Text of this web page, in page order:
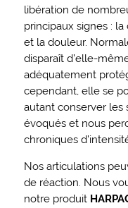
libération de
principaux signes : la
et la douleur.
disparaît d’elle-
adéquatement
cependant, elle se
autant conserver
évoqués et nous
chroniques
Nos articulations
de réaction. Nous
notre produit